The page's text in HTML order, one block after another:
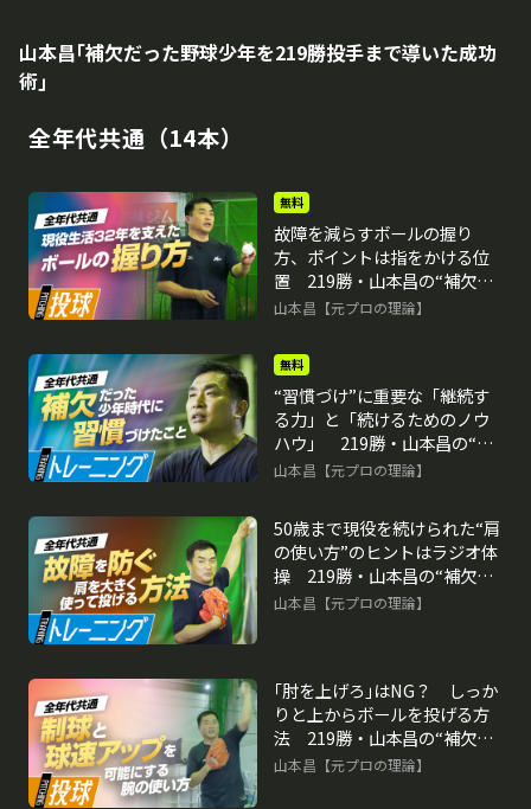
山本昌｢補欠だった野球少年を219勝投手まで導いた成功
術｣
全年代共通（14本）
再生中
無料
故障を減らすボールの握り
方、ポイントは指をかける位
置 219勝・山本昌の“補欠”か
らの「成功術」
山本昌【元プロの理論】
無料
“習慣づけ”に重要な「継続す
る力」と「続けるためのノウ
ハウ」 219勝・山本昌の“補
欠”からの「成功術」
山本昌【元プロの理論】
50歳まで現役を続けられた“肩
の使い方”のヒントはラジオ体
操 219勝・山本昌の“補欠”か
らの「成功術」
山本昌【元プロの理論】
｢肘を上げろ｣はNG？ しっか
りと上からボールを投げる方
法 219勝・山本昌の“補欠”か
らの「成功術」
山本昌【元プロの理論】